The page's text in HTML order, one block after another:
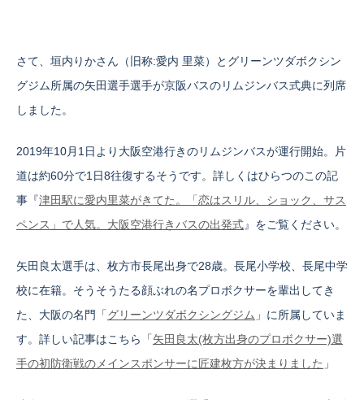
さて、垣内りかさん（旧称:愛内 里菜）とグリーンツダボクシン
グジム所属の矢田選手選手が京阪バスのリムジンバス式典に列席
しました。
2019年10月1日より大阪空港行きのリムジンバスが運行開始。片
道は約60分で1日8往復するそうです。詳しくはひらつのこの記
事『津田駅に愛内里菜がきてた。「恋はスリル、ショック、サス
ペンス」で人気。大阪空港行きバスの出発式』をご覧ください。
矢田良太選手は、枚方市長尾出身で28歳。長尾小学校、長尾中学
校に在籍。そうそうたる顔ぶれの名プロボクサーを輩出してき
た、大阪の名門「グリーンツダボクシングジム 」に所属していま
す。詳しい記事はこちら「矢田良太(枚方出身のプロボクサー)選
手の初防衛戦のメインスポンサーに匠建枚方が決まりました 」